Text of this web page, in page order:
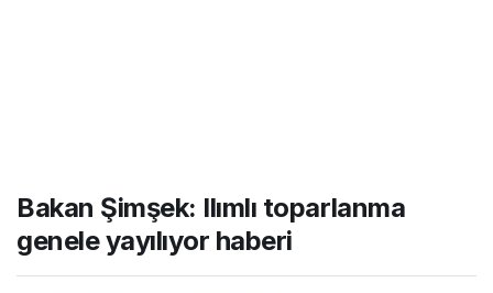
Bakan Şimşek: Ilımlı toparlanma
genele yayılıyor haberi